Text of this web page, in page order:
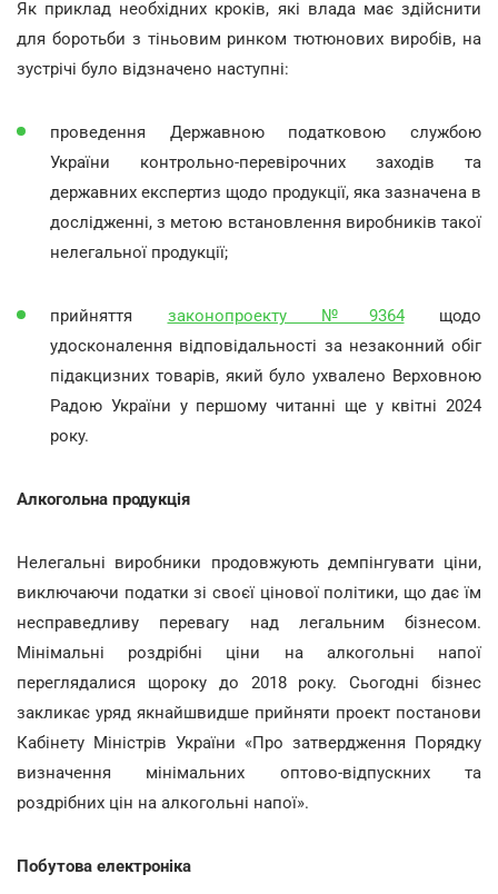
Як приклад необхідних кроків, які влада має здійснити
для боротьби з тіньовим ринком тютюнових виробів, на
зустрічі було відзначено наступні:
проведення Державною податковою службою
України контрольно-перевірочних заходів та
державних експертиз щодо продукції, яка зазначена в
дослідженні, з метою встановлення виробників такої
нелегальної продукції;
прийняття законопроекту №9364щодо
удосконалення відповідальності за незаконний обіг
підакцизних товарів, який було ухвалено Верховною
Радою України у першому читанні ще у квітні 2024
року.
Алкогольна продукція
Нелегальні виробники продовжують демпінгувати ціни,
виключаючи податки зі своєї цінової політики, що дає їм
несправедливу перевагу над легальним бізнесом.
Мінімальні роздрібні ціни на алкогольні напої
переглядалися щороку до 2018 року. Сьогодні бізнес
закликає уряд якнайшвидше прийняти проект постанови
Кабінету Міністрів України «Про затвердження Порядку
визначення мінімальних оптово-відпускних та
роздрібних цін на алкогольні напої».
Побутова електроніка